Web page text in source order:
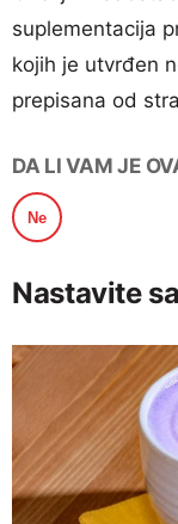
suplementacija
kojih je utvrđen
prepisana od
DA LI VAM JE
Ne
Nastavite